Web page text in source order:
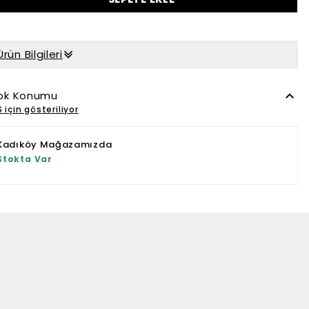
Bilgileri
Konumu
için gösteriliyor
Mağazamızda
Var